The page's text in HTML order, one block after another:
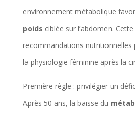
environnement métabolique
poids ciblée sur l’abdomen.
recommandations nutritionnelles
la physiologie féminine après la
Première règle : privilégier un
Après 50 ans, la baisse du